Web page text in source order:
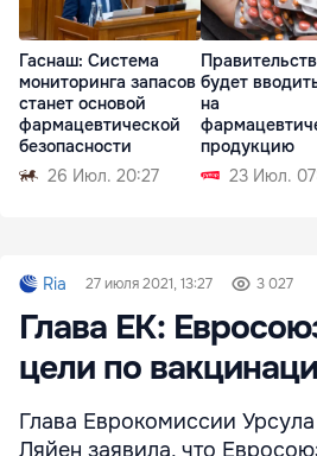
Гаснаш: Система
мониторинга запасов
станет основой
фармацевтической
безопасности
26 Июл. 20:27
будет
на
продукцию
23 Июл.
Ria 27 июля 2021, 13:27 3 027
Глава ЕК:
цели по
Глава Еврокомиссии
Ляйен заявила, что